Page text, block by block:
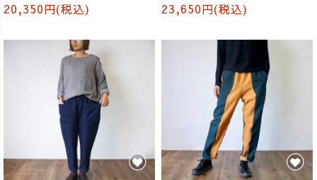
20,350円(税込)
23,650円(税込)